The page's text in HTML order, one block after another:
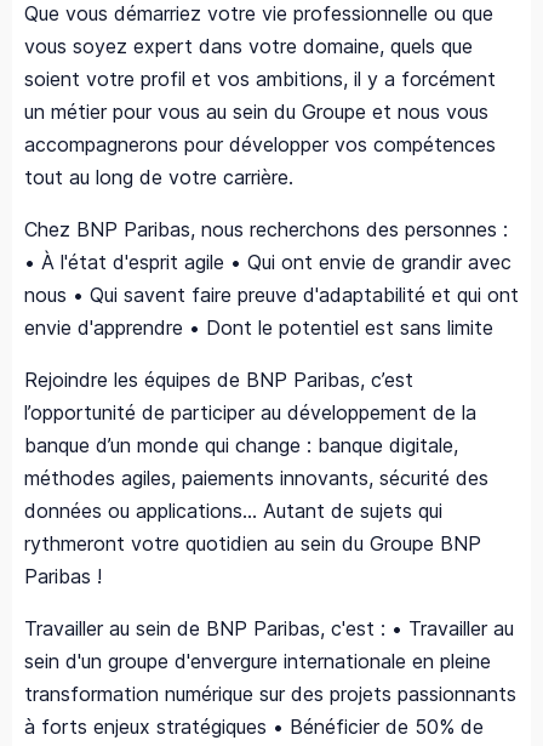
Que vous démarriez votre vie professionnelle ou que
vous soyez expert dans votre domaine, quels que
soient votre profil et vos ambitions, il y a forcément
un métier pour vous au sein du Groupe et nous vous
accompagnerons pour développer vos compétences
tout au long de votre carrière.
Chez BNP Paribas, nous recherchons des personnes :
• À l'état d'esprit agile • Qui ont envie de grandir avec
nous • Qui savent faire preuve d'adaptabilité et qui ont
envie d'apprendre • Dont le potentiel est sans limite
Rejoindre les équipes de BNP Paribas, c’est
l’opportunité de participer au développement de la
banque d’un monde qui change : banque digitale,
méthodes agiles, paiements innovants, sécurité des
données ou applications... Autant de sujets qui
rythmeront votre quotidien au sein du Groupe BNP
Paribas !
Travailler au sein de BNP Paribas, c'est : • Travailler au
sein d'un groupe d'envergure internationale en pleine
transformation numérique sur des projets passionnants
à forts enjeux stratégiques • Bénéficier de 50% de